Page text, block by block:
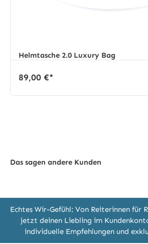
Helmtasche 2.0 Luxury Bag
89,00 €*
Das sagen andere Kunden
Echtes Wir-Gefühl: Von Reiterinnen für
jetzt deinen Liebling im
individuelle Empfehlungen und